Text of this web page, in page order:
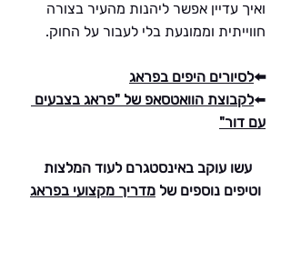
ואיך עדיין אפשר ליהנות מהעיר בצורה
חווייתית וממונעת בלי לעבור על החוק.
⬅️לסיורים היפים בפראג
⬅️לקבוצת הוואטסאפ של "פראג בצבעים
עם דור"
עשו עוקב באינסטגרם לעוד המלצות
וטיפים נוספים של מדריך מקצועי בפראג